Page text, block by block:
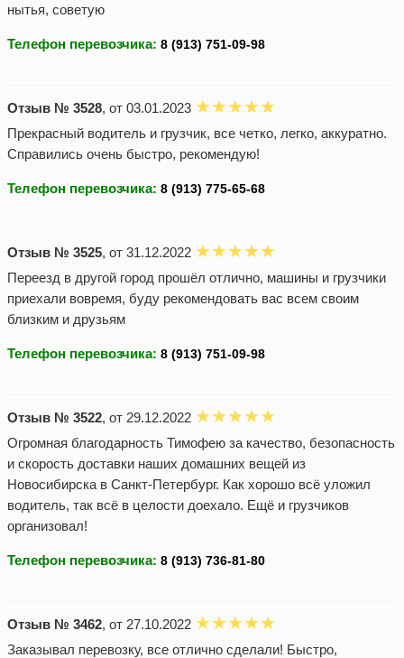
нытья, советую
Телефон перевозчика:
Отзыв № 3528, от 03.01.2023
Прекрасный водитель и грузчик, все четко, легко, аккуратно.
Справились очень быстро, рекомендую!
Телефон перевозчика:
Отзыв № 3525, от 31.12.2022
Переезд в другой город прошёл отлично, машины и грузчики
приехали вовремя, буду рекомендовать вас всем своим
близким и друзьям
Телефон перевозчика:
Отзыв № 3522, от 29.12.2022
Огромная благодарность Тимофею за качество, безопасность
и скорость доставки наших домашних вещей из
Новосибирска в Санкт-Петербург. Как хорошо всё уложил
водитель, так всё в целости доехало. Ещё и грузчиков
организовал!
Телефон перевозчика:
Отзыв № 3462, от 27.10.2022
Заказывал перевозку, все отлично сделали! Быстро,